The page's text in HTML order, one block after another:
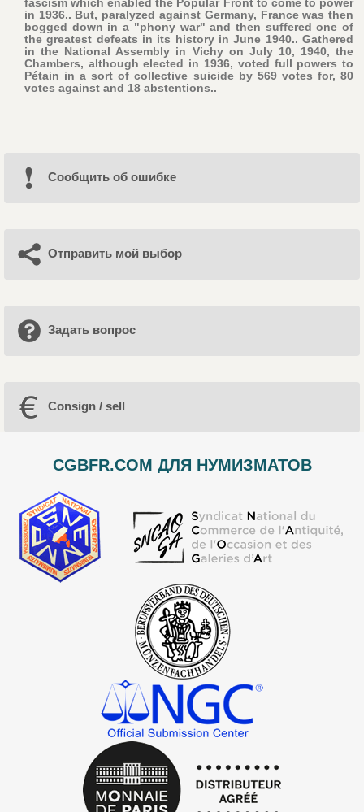
in 1936.. But, paralyzed against Germany, France was then
bogged down in a "phony war" and then suffered one of
the greatest defeats in its history in June 1940.. Gathered
in the National Assembly in Vichy on July 10, 1940, the
Chambers, although elected in 1936, voted full powers to
Pétain in a sort of collective suicide by 569 votes for, 80
votes against and 18 abstentions..
Cообщить об ошибке
Отправить мой выбор
Задать вопрос
Consign / sell
CGBFR.COM ДЛЯ НУМИЗМАТОВ